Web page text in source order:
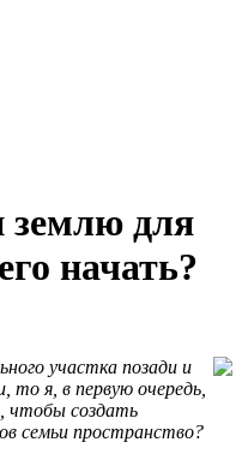
для
начать?
участка позади и
то я, в первую очередь,
чтобы создать
семьи пространство?